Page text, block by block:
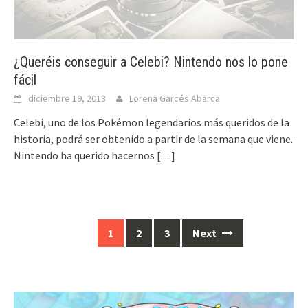
¿Queréis conseguir a Celebi? Nintendo nos lo pone
fácil
diciembre 19, 2013 Lorena Garcés Abarca
Celebi, uno de los Pokémon legendarios más queridos de la
historia, podrá ser obtenido a partir de la semana que viene.
Nintendo ha querido hacernos […]
1 2 3 Next